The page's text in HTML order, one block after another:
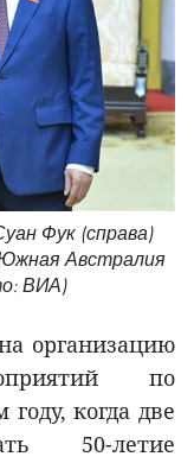
Фук (справа)
Австралия
ВИА)
организацию
по
когда две
50-летие